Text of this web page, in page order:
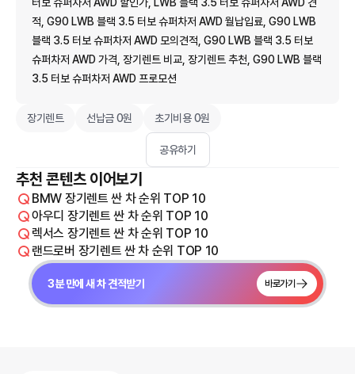
적, G90 LWB 블랙 3.5 터보 슈퍼차저 AWD 월납입료, G90 LWB
블랙 3.5 터보 슈퍼차저 AWD 모의견적, G90 LWB 블랙 3.5 터보
슈퍼차저 AWD 가격, 장기렌트 비교, 장기렌트 추천, G90 LWB 블랙
3.5 터보 슈퍼차저 AWD 프로모션
장기렌트 선납금 0원 초기비용 0원
공유하기
추천 콘텐츠 이어보기
BMW 장기렌트 싼 차 순위 TOP 10
아우디 장기렌트 싼 차 순위 TOP 10
렉서스 장기렌트 싼 차 순위 TOP 10
랜드로버 장기렌트 싼 차 순위 TOP 10
3분 만에 새 차 견적받기 바로가기